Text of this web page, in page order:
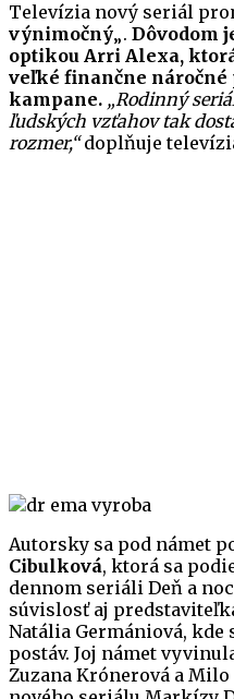
Televízia nový seriál
výnimočný„. Dôvodom
optikou Arri Alexa,
veľké finančne
kampane. „Rodinný
ľudských vzťahov tak
rozmer,“doplňuje
Autorsky sa pod námet
Cibulková, ktorá sa
dennom seriáli Deň a
súvislosť aj
Natália Germániová,
postáv. Joj námet
Zuzana Krónerová a